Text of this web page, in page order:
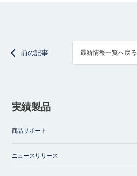
前の記事 最新情報一覧へ戻る
実績製品
商品サポート
ニュースリリース